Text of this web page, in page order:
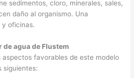
sedimentos, cloro, minerales, sales,
daño al organismo. Una
y oficinas.
agua de Flustem
aspectos favorables de este modelo
siguientes: